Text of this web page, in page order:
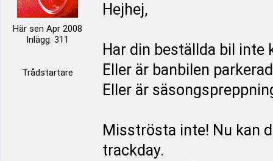
Här sen Apr 2008
Inlägg: 311
Trådstartare
Hejhej,
Har din beställda bil inte
Eller är banbilen
Eller är
Misströsta inte! Nu kan
trackday.